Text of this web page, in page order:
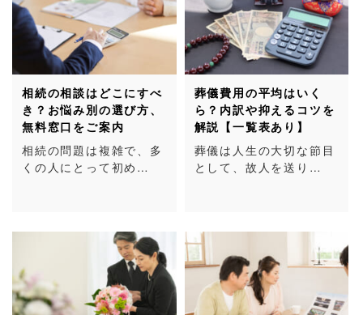
相続の相談はどこにすべ
き？お悩み別の選び方、
無料窓口をご案内
相続の問題は複雑で、多
くの人にとって初め…
葬儀費用の平均はいく
ら？内訳や抑えるコツを
解説【一覧表あり】
葬儀は人生の大切な節目
として、故人を送り…